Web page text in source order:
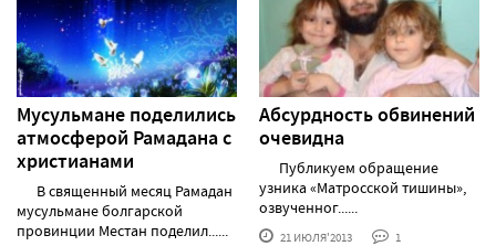
Мусульмане поделились
атмосферой Рамадана с
христианами
В священный месяц Рамадан
мусульмане болгарской
провинции Местан поделил......
Абсурдность обвинений
очевидна
Публикуем обращение
узника «Матросской тишины»,
озвученног......
21 ИЮЛЯ'2013 1